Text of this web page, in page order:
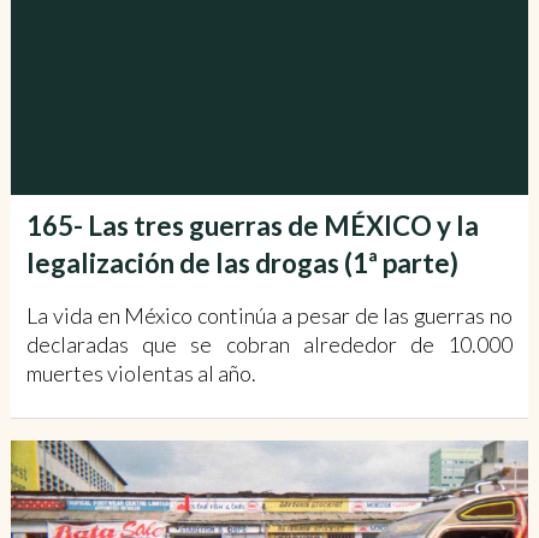
165- Las tres guerras de MÉXICO y la
legalización de las drogas (1ª parte)
La vida en México continúa a pesar de las guerras no
declaradas que se cobran alrededor de 10.000
muertes violentas al año.